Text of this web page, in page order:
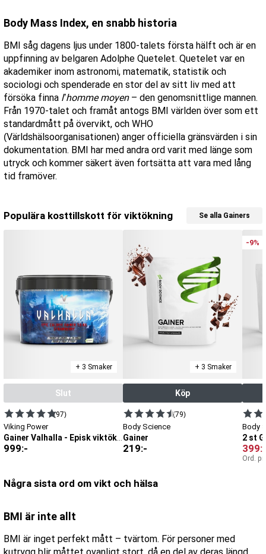
Body Mass Index, en snabb historia
BMI såg dagens ljus under 1800-talets första hälft och är en
uppfinning av belgaren Adolphe Quetelet. Quetelet var en
akademiker inom astronomi, matematik, statistik och
sociologi och spenderade en stor del av sitt liv med att
försöka finna l’homme moyen– den genomsnittlige mannen.
Från 1970-talet och framåt antogs BMI världen över som ett
standardmått på övervikt, och WHO
(Världshälsoorganisationen) anger officiella gränsvärden i sin
dokumentation. BMI har med andra ord varit med länge som
utryck och kommer säkert även fortsätta att vara med lång
tid framöver.
Populära kosttillskott för viktökning Se alla Gainers
+ 3 Smaker
Slut
(97)
Viking Power
Gainer Valhalla - Episk viktökning
999:-
+ 3 Smaker
Köp
(79)
Body Science
Gainer
219:-
-9%
Body
2 st
399
Ord.
Några sista ord om vikt och hälsa
BMI är inte allt
BMI är inget perfekt mått – tvärtom. För personer med